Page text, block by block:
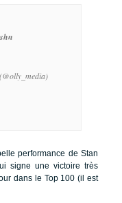
performance de Stan
signe une victoire très
dans le Top 100 (il est